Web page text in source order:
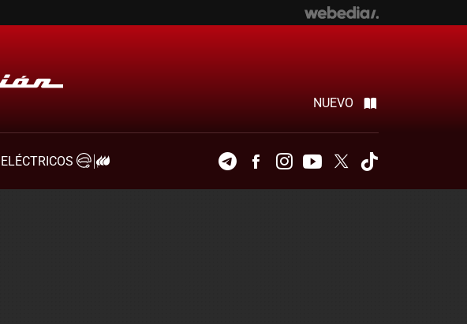
NUEVO
TelegramFacebookInstagramYoutubeTwitter